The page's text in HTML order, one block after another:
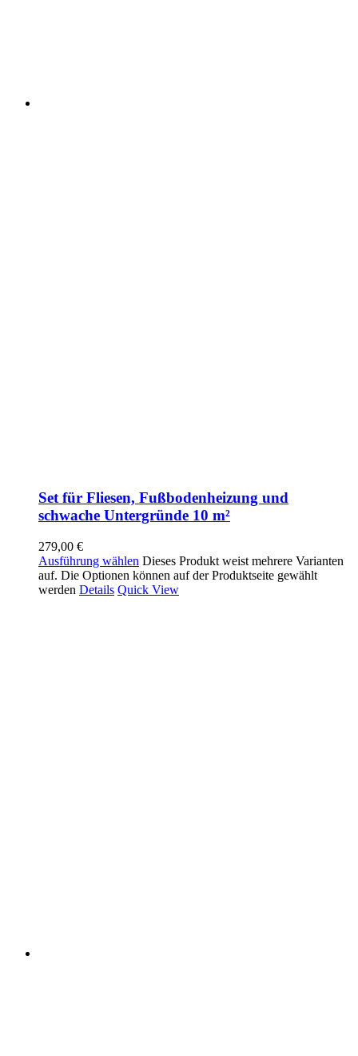
Set für Fliesen, Fußbodenheizung und
schwache Untergründe 10 m²
279,00 €
Ausführung wählen Dieses Produkt weist mehrere Varianten
auf. Die Optionen können auf der Produktseite gewählt
werden Details Quick View